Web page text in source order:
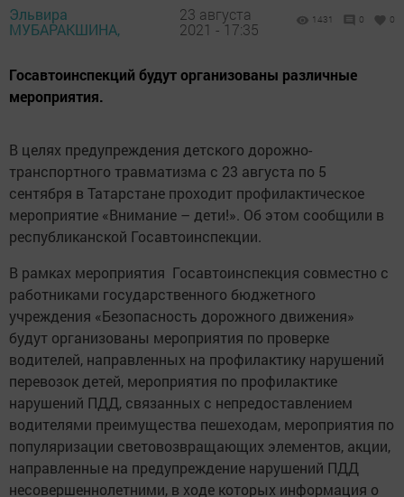
Эльвира
МУБАРАКШИНА,
23 августа
2021 - 17:35
1431 0 0
Госавтоинспекций будут организованы различные
мероприятия.
В целях предупреждения детского дорожно-
транспортного травматизма с 23 августа по 5
сентября в Татарстане проходит профилактическое
мероприятие «Внимание – дети!». Об этом сообщили в
республиканской Госавтоинспекции.
В рамках мероприятия Госавтоинспекция совместно с
работниками государственного бюджетного
учреждения «Безопасность дорожного движения»
будут организованы мероприятия по проверке
водителей, направленных на профилактику нарушений
перевозок детей, мероприятия по профилактике
нарушений ПДД, связанных с непредоставлением
водителями преимущества пешеходам, мероприятия по
популяризации световозвращающих элементов, акции,
направленные на предупреждение нарушений ПДД
несовершеннолетними, в ходе которых информация о